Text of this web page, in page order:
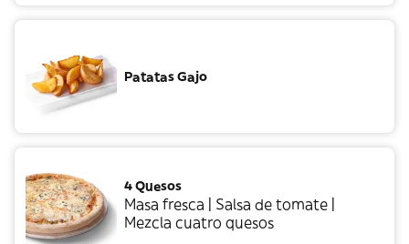
Patatas Gajo
4 Quesos
Masa fresca | Salsa de tomate |
Mezcla cuatro quesos